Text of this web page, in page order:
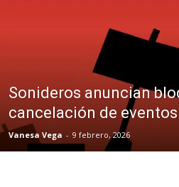
Sonideros anuncian
cancelación de
Vanesa Vega - 9 febrero, 2026